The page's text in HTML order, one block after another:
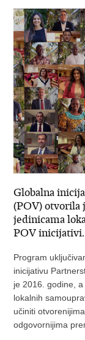
Globalna
(POV) otvorila
jedinicama
POV inicijativi.
Program
inicijativu
je 2016. godine,
lokalnih
učiniti
odgovornijima